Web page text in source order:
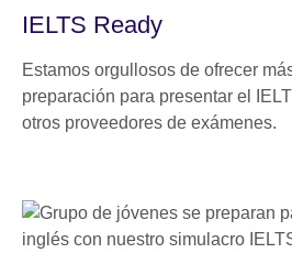
IELTS Ready
Estamos orgullosos de ofrecer
preparación para presentar el
otros proveedores de exámenes.